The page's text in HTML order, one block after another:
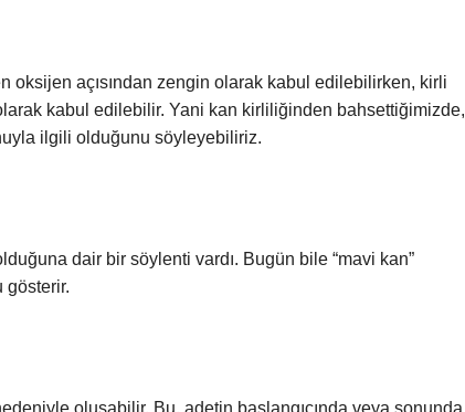
oksijen açısından zengin olarak kabul edilebilirken, kirli
kabul edilebilir. Yani kan kirliliğinden bahsettiğimizde,
ilgili olduğunu söyleyebiliriz.
dair bir söylenti vardı. Bugün bile “mavi kan”
gösterir.
oluşabilir. Bu, adetin başlangıcında veya sonunda